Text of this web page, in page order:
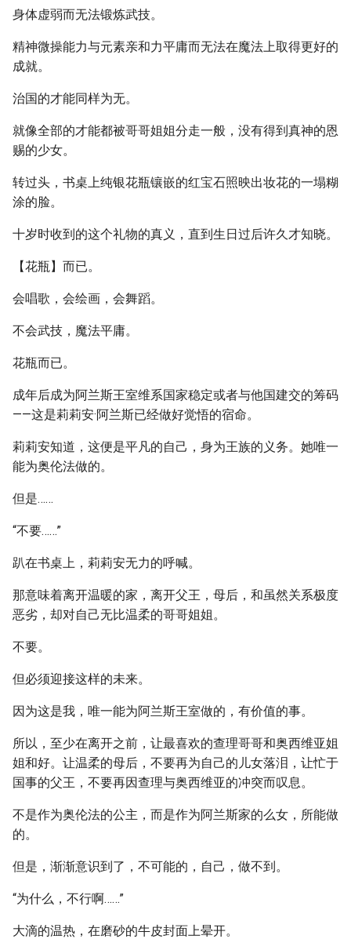
身体虚弱而无法锻炼武技。
精神微操能力与元素亲和力平庸而无法在魔法上取得更好的
成就。
治国的才能同样为无。
就像全部的才能都被哥哥姐姐分走一般，没有得到真神的恩
赐的少女。
转过头，书桌上纯银花瓶镶嵌的红宝石照映出妆花的一塌糊
涂的脸。
十岁时收到的这个礼物的真义，直到生日过后许久才知晓。
【花瓶】而已。
会唱歌，会绘画，会舞蹈。
不会武技，魔法平庸。
花瓶而已。
成年后成为阿兰斯王室维系国家稳定或者与他国建交的筹码
——这是莉莉安·阿兰斯已经做好觉悟的宿命。
莉莉安知道，这便是平凡的自己，身为王族的义务。她唯一
能为奥伦法做的。
但是……
“不要……”
趴在书桌上，莉莉安无力的呼喊。
那意味着离开温暖的家，离开父王，母后，和虽然关系极度
恶劣，却对自己无比温柔的哥哥姐姐。
不要。
但必须迎接这样的未来。
因为这是我，唯一能为阿兰斯王室做的，有价值的事。
所以，至少在离开之前，让最喜欢的查理哥哥和奥西维亚姐
姐和好。让温柔的母后，不要再为自己的儿女落泪，让忙于
国事的父王，不要再因查理与奥西维亚的冲突而叹息。
不是作为奥伦法的公主，而是作为阿兰斯家的么女，所能做
的。
但是，渐渐意识到了，不可能的，自己，做不到。
“为什么，不行啊……”
大滴的温热，在磨砂的牛皮封面上晕开。